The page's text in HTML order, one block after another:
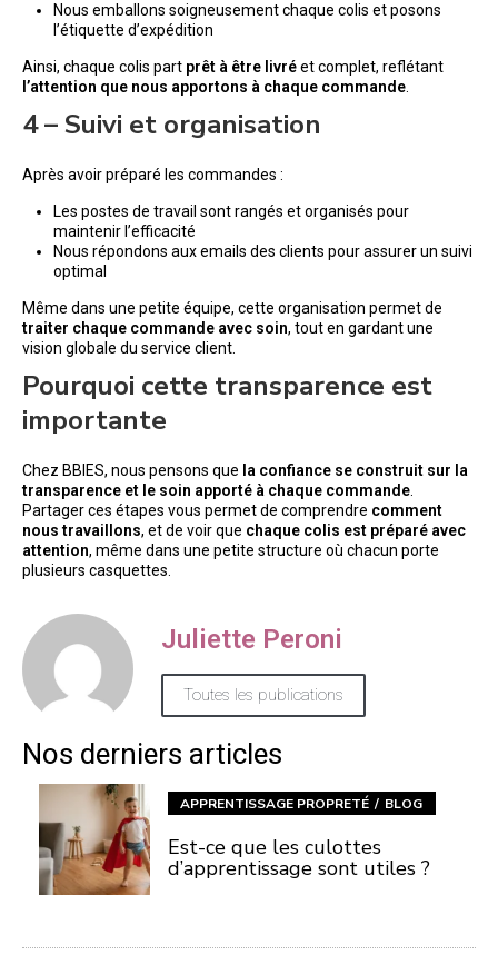
Nous emballons soigneusement chaque colis et posons
l’étiquette d’expédition
Ainsi, chaque colis part prêt à être livréet complet, reflétant
l’attention que nous apportons à chaque commande
4 – Suivi et organisation
Après avoir préparé les commandes :
Les postes de travail sont rangés et organisés pour
maintenir l’efficacité
Nous répondons aux emails des clients pour assurer un suivi
optimal
Même dans une petite équipe, cette organisation permet de
traiter chaque commande avec soin, tout en gardant une
vision globale du service client.
Pourquoi cette transparence est
importante
Chez BBIES, nous pensons que la confiance se construit sur la
transparence et le soin apporté à chaque commande
Partager ces étapes vous permet de comprendre comment
nous travaillons, et de voir que chaque colis est préparé avec
attention, même dans une petite structure où chacun porte
plusieurs casquettes.
Juliette Peroni
Toutes les publications
Nos derniers articles
APPRENTISSAGE PROPRETÉ BLOG
Est-ce que les culottes
d’apprentissage sont utiles ?